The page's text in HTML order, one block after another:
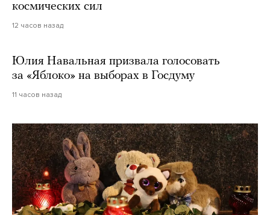
космических сил
12 часов назад
Юлия Навальная призвала голосовать
за «Яблоко» на выборах в Госдуму
11 часов назад